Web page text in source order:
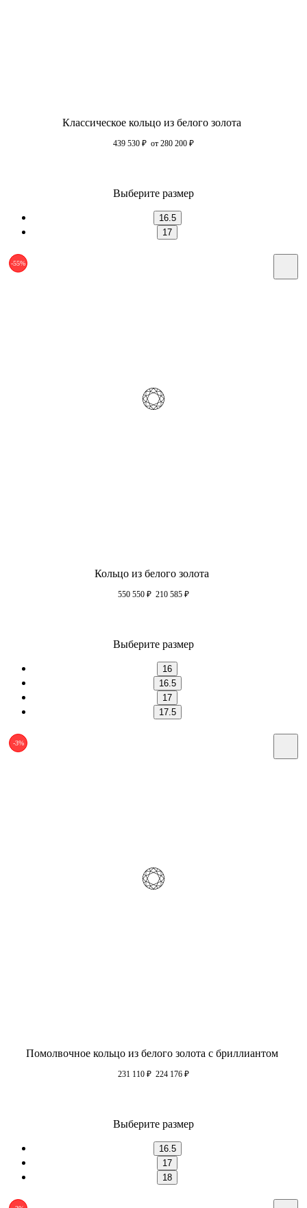
Классическое кольцо из белого золота
439 530 ₽ от 280 200 ₽
Выберите размер
16.5
17
-55%
Кольцо из белого золота
550 550 ₽ 210 585 ₽
Выберите размер
16
16.5
17
17.5
-3%
Помолвочное кольцо из белого золота с бриллиантом
231 110 ₽ 224 176 ₽
Выберите размер
16.5
17
18